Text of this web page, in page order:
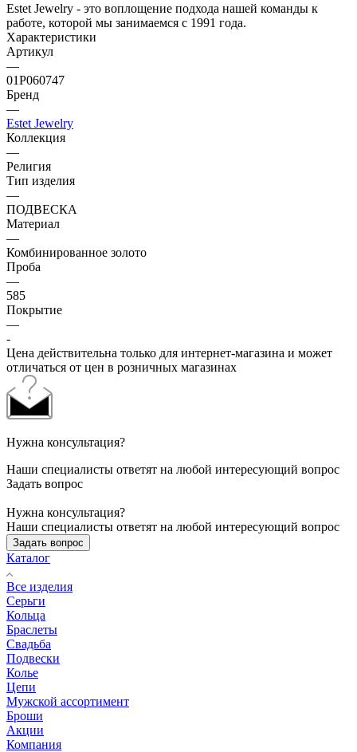
Estet Jewelry - это воплощение подхода нашей команды к
работе, которой мы занимаемся с 1991 года.
Характеристики
Артикул
—
01Р060747
Бренд
—
Estet Jewelry
Коллекция
—
Религия
Тип изделия
—
ПОДВЕСКА
Материал
—
Комбинированное золото
Проба
—
585
Покрытие
—
-
Цена действительна только для интернет-магазина и может
отличаться от цен в розничных магазинах
Нужна консультация?
Наши специалисты ответят на любой интересующий вопрос
Задать вопрос
Нужна консультация?
Наши специалисты ответят на любой интересующий вопрос
Задать вопрос
Каталог
Все изделия
Серьги
Кольца
Браслеты
Свадьба
Подвески
Колье
Цепи
Мужской ассортимент
Броши
Акции
Компания